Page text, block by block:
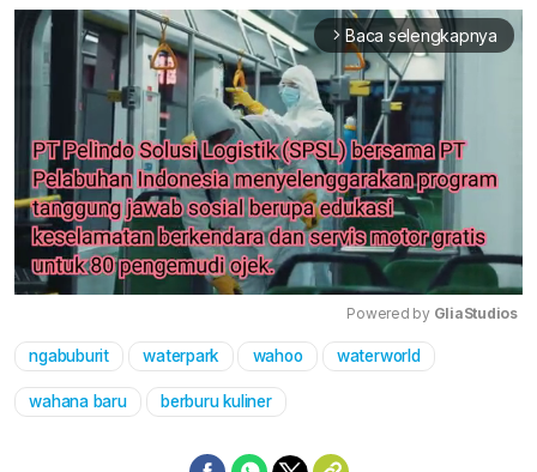
arrow_forward_ios Baca selengkapnya
Powered by GliaStudios
ngabuburit waterpark wahoo waterworld
wahana baru berburu kuliner